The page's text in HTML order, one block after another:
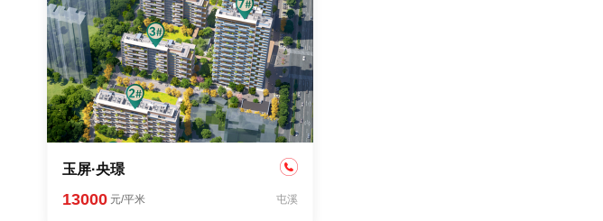
玉屏·央璟
13000 元/平米 屯溪